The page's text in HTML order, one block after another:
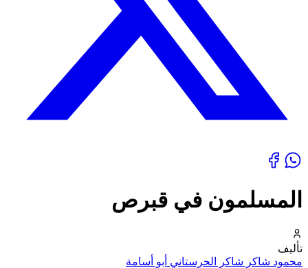
المسلمون في قبرص
تأليف
محمود شاكر شاكر الحرستاني أبو أسامة